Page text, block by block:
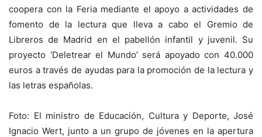
coopera con la Feria mediante el apoyo a actividades de
fomento de la lectura que lleva a cabo el Gremio de
Libreros de Madrid en el pabellón infantil y juvenil. Su
proyecto ‘Deletrear el Mundo’ será apoyado con 40.000
euros a través de ayudas para la promoción de la lectura y
las letras españolas.
Foto: El ministro de Educación, Cultura y Deporte, José
Ignacio Wert, junto a un grupo de jóvenes en la apertura